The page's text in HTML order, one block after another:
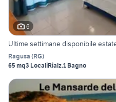
6
Ultime settimane disponibile
Ragusa (RG)
65 mq3 LocaliRialz.1 Bagno